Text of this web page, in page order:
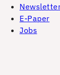
E-Paper
Jobs